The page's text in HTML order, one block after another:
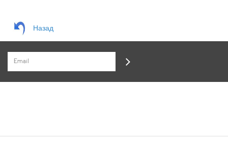
Назад